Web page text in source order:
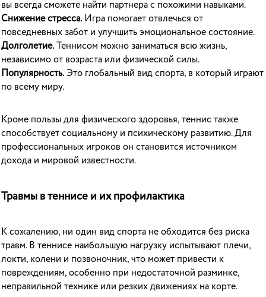
вы всегда сможете найти партнера с похожими навыками.
Снижение стресса. Игра помогает отвлечься от
повседневных забот и улучшить эмоциональное состояние.
Долголетие.Теннисом можно заниматься всю жизнь,
независимо от возраста или физической силы.
Популярность.Это глобальный вид спорта, в который играют
по всему миру.
Кроме пользы для физического здоровья, теннис также
способствует социальному и психическому развитию. Для
профессиональных игроков он становится источником
дохода и мировой известности.
Травмы в теннисе и их профилактика
К сожалению, ни один вид спорта не обходится без риска
травм. В теннисе наибольшую нагрузку испытывают плечи,
локти, колени и позвоночник, что может привести к
повреждениям, особенно при недостаточной разминке,
неправильной технике или резких движениях на корте.